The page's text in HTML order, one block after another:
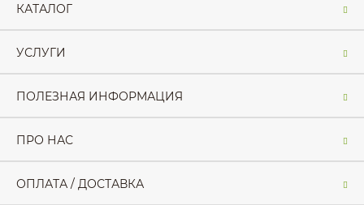
КАТАЛОГ
УСЛУГИ
ПОЛЕЗНАЯ ИНФОРМАЦИЯ
ПРО НАС
ОПЛАТА / ДОСТАВКА